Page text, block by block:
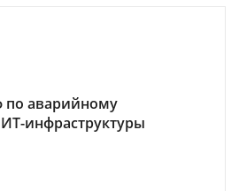
по аварийному
инфраструктуры